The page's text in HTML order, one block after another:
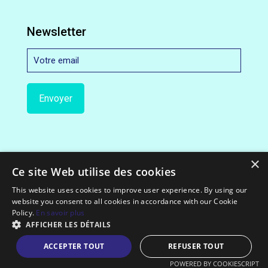
Newsletter
© 2012-2022 Exceloco.com || All Rights Reserved.
×
Ce site Web utilise des cookies
This website uses cookies to improve user experience. By using our
website you consent to all cookies in accordance with our Cookie
Policy. En savoir plus
AFFICHER LES DÉTAILS
ACCEPTER TOUT REFUSER TOUT
POWERED BY COOKIESCRIPT